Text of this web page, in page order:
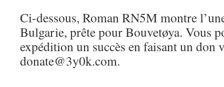
Ci-dessous, Roman RN5M montre
Bulgarie, prête pour Bouvetøya. Vous
expédition un succès en faisant un don
donate@3y0k.com.